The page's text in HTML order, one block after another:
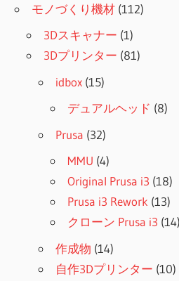
モノづくり機材 (112)
3Dスキャナー (1)
3Dプリンター (81)
idbox (15)
デュアルヘッド (8)
Prusa (32)
MMU (4)
Original Prusa i3 (18)
Prusa i3 Rework (13)
クローン Prusa i3 (14)
作成物 (14)
自作3Dプリンター (10)